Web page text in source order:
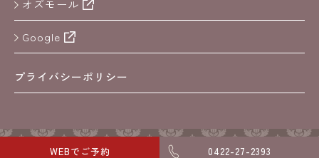
WEBでご予約 0422-27-2393
オズモール
Google
プライバシーポリシー
copyright 2024 kichijoji spiral